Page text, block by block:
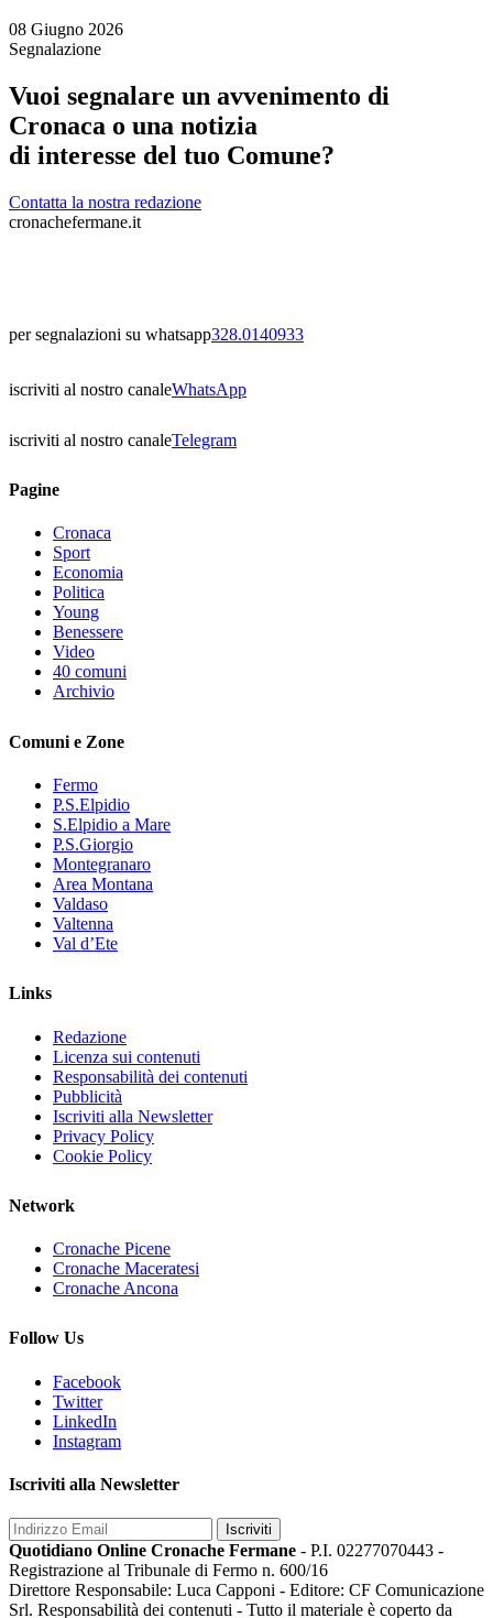
08 Giugno 2026
Segnalazione
Vuoi segnalare un avvenimento di
Cronaca o una notizia
di interesse del tuo Comune?
Contatta la nostra redazione
cronachefermane.it
per segnalazioni su whatsapp328.0140933
iscriviti al nostro canaleWhatsApp
iscriviti al nostro canaleTelegram
Pagine
Cronaca
Sport
Economia
Politica
Young
Benessere
Video
40 comuni
Archivio
Comuni e Zone
Fermo
P.S.Elpidio
S.Elpidio a Mare
P.S.Giorgio
Montegranaro
Area Montana
Valdaso
Valtenna
Val d’Ete
Links
Redazione
Licenza sui contenuti
Responsabilità dei contenuti
Pubblicità
Iscriviti alla Newsletter
Privacy Policy
Cookie Policy
Network
Cronache Picene
Cronache Maceratesi
Cronache Ancona
Follow Us
Facebook
Twitter
LinkedIn
Instagram
Iscriviti alla Newsletter
Iscriviti
Quotidiano Online Cronache Fermane - P.I. 02277070443 -
Registrazione al Tribunale di Fermo n. 600/16
Direttore Responsabile: Luca Capponi - Editore: CF Comunicazione
Srl. Responsabilità dei contenuti - Tutto il materiale è coperto da